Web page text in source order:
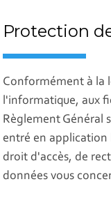
Protection
Conformément à la
l'informatique, aux
Règlement Général
entré en application
droit d'accès, de
données vous